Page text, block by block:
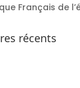
Français de
récents